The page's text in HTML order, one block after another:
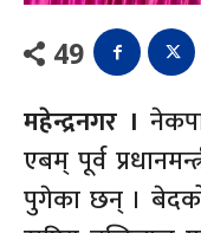
49
महेन्द्रनगर ।
एबम् पूर्व
पुगेका छन् ।